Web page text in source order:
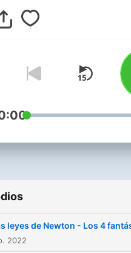
leyes de Newton - Los 4
2022